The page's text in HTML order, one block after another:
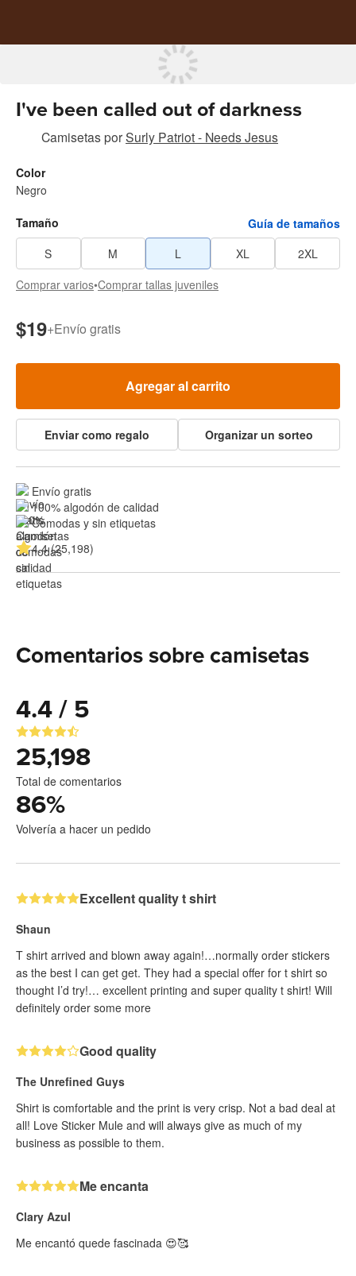
I've been called out of darkness
CamisetasporSurly Patriot - Needs Jesus
Color
Negro
Tamaño
Guía de tamaños
S
M L XL
2XL
Comprar varios•Comprar tallas juveniles
$19+Envío gratis
Agregar al carrito
Enviar como regalo Organizar un sorteo
Envío gratis
100% algodón de calidad
Cómodas y sin etiquetas
4.4 (25,198)
Comentarios sobre camisetas
4.4 / 5
25,198
Total de comentarios
86%
Volvería a hacer un pedido
Excellent quality t shirt
Shaun
T shirt arrived and blown away again!…normally order stickers
as the best I can get get. They had a special offer for t shirt so
thought I’d try!… excellent printing and super quality t shirt! Will
definitely order some more
Good quality
The Unrefined Guys
Shirt is comfortable and the print is very crisp. Not a bad deal at
all! Love Sticker Mule and will always give as much of my
business as possible to them.
Me encanta
Clary Azul
Me encantó quede fascinada 😍🥰